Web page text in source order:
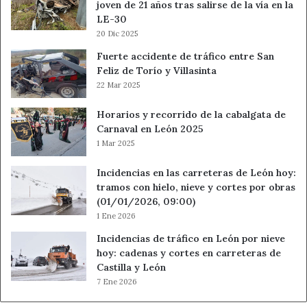
comunidad, Guardia Civil, Policía Nacional, la UME, así
como Carreteras de la Junta de Castilla y León.
La colaboración y coordinación se extiende en todas las
provincias, con el trabajo conjunto de las Delegaciones
Gobierno y la relación de estas con las Diputaciones
Provinciales, Mancomunidades y municipios respectivos,
en una trabajo conjunto, todos a una, a favor de la
seguridad, prevención y atención a la ciudadanía ante
estos fenómenos.
De acuerdo con el Protocolo de la Delegación del
Gobierno en Castilla y León para la ‘Coordinación de
actuaciones de los órganos de la Administración General
joven de 21 años tras salirse de la vía en la
LE-30
20 Dic 2025
Fuerte accidente de tráfico entre San
Feliz de Torío y Villasinta
22 Mar 2025
Horarios y recorrido de la cabalgata de
Carnaval en León 2025
1 Mar 2025
Incidencias en las carreteras de León hoy:
tramos con hielo, nieve y cortes por obras
(01/01/2026, 09:00)
1 Ene 2026
Incidencias de tráfico en León por nieve
hoy: cadenas y cortes en carreteras de
Castilla y León
7 Ene 2026